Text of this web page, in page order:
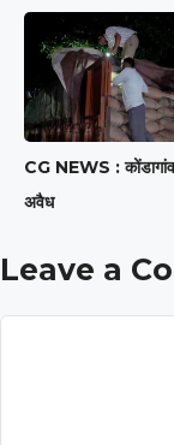
CG NEWS : कोंडागांव
अवैध
Leave a